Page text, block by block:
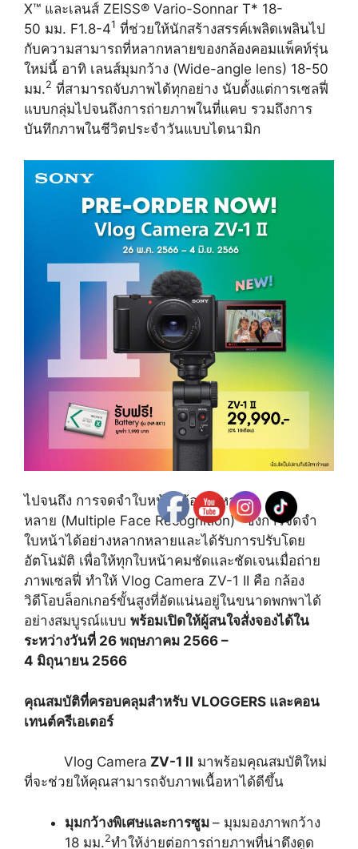
X™ และเลนส์ ZEISS® Vario-Sonnar T* 18-
50 มม. F1.8-41 ที่ช่วยให้นักสร้างสรรค์เพลิดเพลินไป
กับความสามารถที่หลากหลายของกล้องคอมแพ็คท์รุ่น
ใหม่นี้ อาทิ เลนส์มุมกว้าง (Wide-angle lens) 18-50
มม.2 ที่สามารถจับภาพได้ทุกอย่าง นับตั้งแต่การเซลฟี่
แบบกลุ่มไปจนถึงการถ่ายภาพในที่แคบ รวมถึงการ
บันทึกภาพในชีวิตประจำวันแบบไดนามิก
ไปจนถึง การจดจำใบหน้าได้อย่างหลาก
หลาย (Multiple Face Recognition)3ซึ่งการจดจำ
ใบหน้าได้อย่างหลากหลายและได้รับการปรับโดย
อัตโนมัติ เพื่อให้ทุกใบหน้าคมชัดและชัดเจนเมื่อถ่าย
ภาพเซลฟี่ ทำให้ Vlog Camera ZV-1 II คือ กล้อง
วิดีโอบล็อกเกอร์ขั้นสูงที่อัดแน่นอยู่ในขนาดพกพาได้
อย่างสมบูรณ์แบบ พร้อมเปิดให้ผู้สนใจสั่งจองได้ใน
ระหว่างวันที่ 26 พฤษภาคม 2566 –
4 มิถุนายน 2566
คุณสมบัติที่ครอบคลุมสำหรับ VLOGGERS และคอน
เทนต์ครีเอเตอร์
Vlog Camera ZV-1 II มาพร้อมคุณสมบัติใหม่
ที่จะช่วยให้คุณสามารถจับภาพเนื้อหาได้ดีขึ้น
มุมกว้างพิเศษและการซูม – มุมมองภาพกว้าง
18 มม.2ทำให้ง่ายต่อการถ่ายภาพที่น่าดึงดูด